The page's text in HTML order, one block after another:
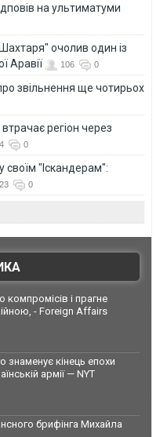
на ультиматуми
очолив один із
Аравії
106 0
звільнення ще чотирьох
регіон через
0
своїм "Іскандерам":
0
і прагне
- Foreign Affairs
знаменує кінець епохи
армії — NYT
брифінга Михайла